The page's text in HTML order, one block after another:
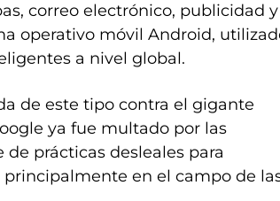
correo electrónico, publicidad y
operativo móvil Android,
a nivel global.
de este tipo contra el gigante
ya fue multado por las
prácticas desleales para
en el campo de